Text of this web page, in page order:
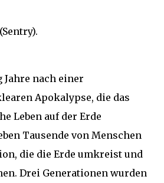
Jahre nach einer
Apokalypse, die das
Leben auf der Erde
Tausende von Menschen
die die Erde umkreist und
Drei Generationen wurden